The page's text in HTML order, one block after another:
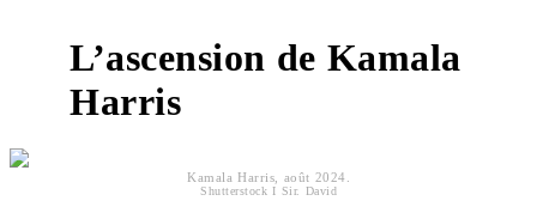
L’ascension de Kamala
Harris
Kamala Harris, août 2024.
Shutterstock I Sir. David